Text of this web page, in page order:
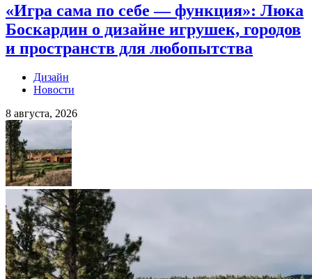
«Игра сама по себе — функция»: Люка
Боскардин о дизайне игрушек, городов
и пространств для любопытства
Дизайн
Новости
8 августа, 2026